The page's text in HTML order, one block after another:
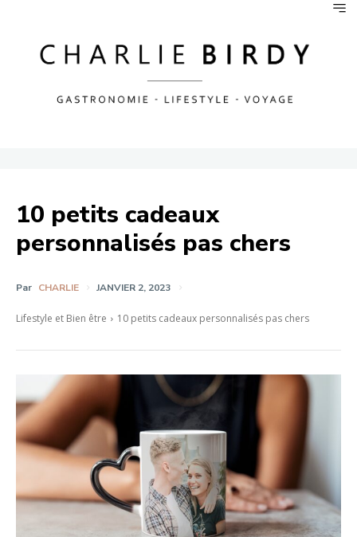
10 petits cadeaux
personnalisés pas chers
Par CHARLIE JANVIER 2, 2023
Lifestyle et Bien être 10 petits cadeaux personnalisés pas chers